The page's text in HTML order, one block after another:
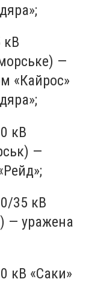
кВ
—
«Кайрос»
кВ
—
35 кВ
— уражена
кВ «Саки»